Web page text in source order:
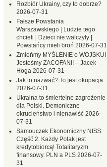
Rozbiór Ukrainy, czy to dobrze?
2026-07-31
Fałsze Powstania
Warszawskiego | Ludzie tego
chcieli | Dzieci nie walczyły |
Powstańcy mieli broń 2026-07-31
Zmieńmy MYŚLENIE o WOJSKU!
Jesteśmy ZACOFANI! – Jacek
Hoga 2026-07-31
Jak to nazwać? To jest okupacja
2026-07-31
Ukraina to śmiertelne zagrożenie
dla Polski. Demoniczne
okrucieństwo i nienawiść 2026-
07-31
Samouczek Ekonomiczny NISS.
Część 2. Każdy Polak jest
kredytobiorcą! Totalitaryzm
finansowy. PLN a PLS 2026-07-
31